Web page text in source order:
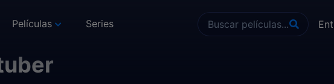
Películas Series